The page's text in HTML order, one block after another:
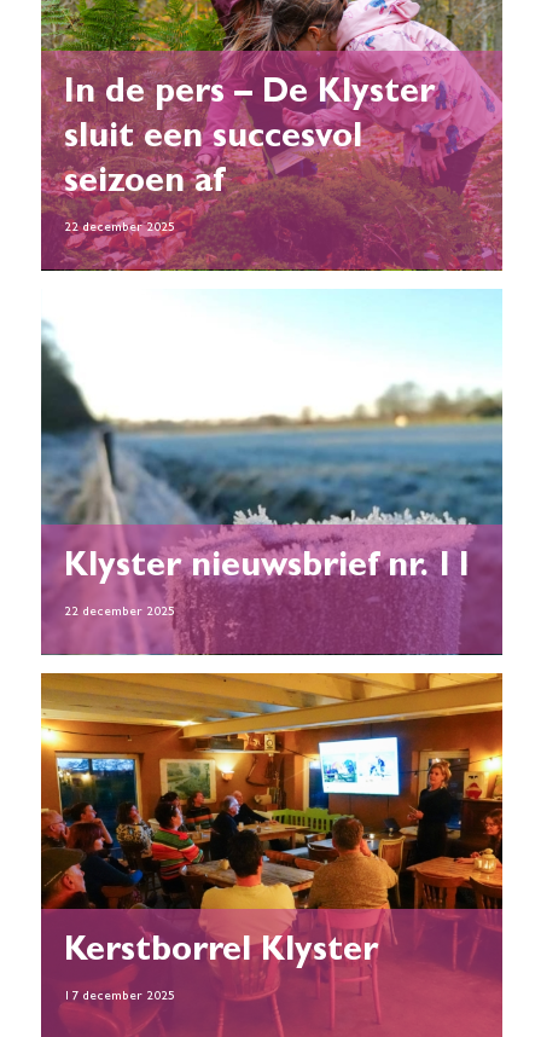
In de pers – De Klyster
sluit een succesvol
seizoen af
22 december 2025
Klyster nieuwsbrief nr. 11
22 december 2025
Kerstborrel Klyster
17 december 2025